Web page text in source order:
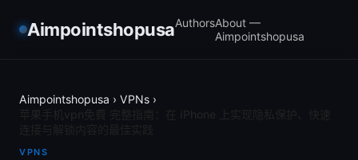
AimpointshopusaAuthorsAbout —
Aimpointshopusa
Aimpointshopusa › VPNs ›
VPNS